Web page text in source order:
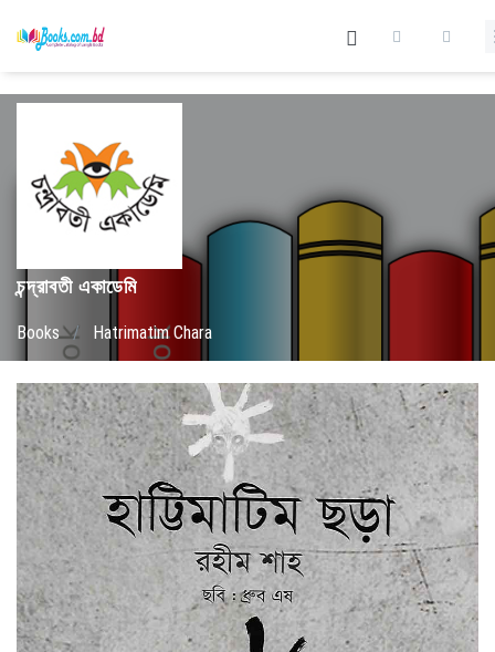
চন্দ্রাবতী একাডেমি
Books / Hatrimatim Chara